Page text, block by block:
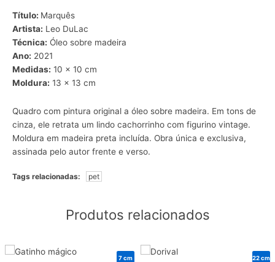
Título: Marquês
Artista: Leo DuLac
Técnica: Óleo sobre madeira
Ano: 2021
Medidas: 10 x 10 cm
Moldura: 13 x 13 cm
Quadro com pintura original a óleo sobre madeira. Em tons de
cinza, ele retrata um lindo cachorrinho com figurino vintage.
Moldura em madeira preta incluída. Obra única e exclusiva,
assinada pelo autor frente e verso.
Tags relacionadas: pet
Produtos relacionados
7 cm 22 cm